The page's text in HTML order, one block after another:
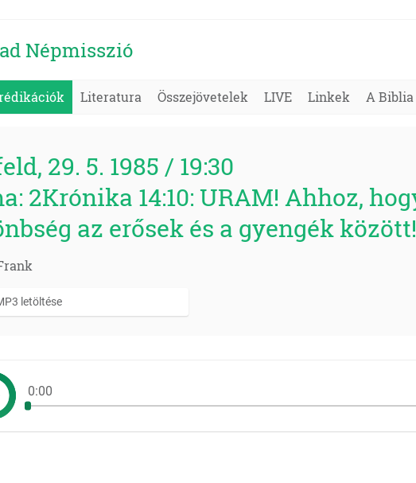
Népmisszió
Literatura Összejövetelek LIVE Linkek A Biblia
29. 5. 1985 / 19:30
2Krónika 14:10: URAM! Ahhoz,
az erősek és a gyengék között!
letöltése
0:00